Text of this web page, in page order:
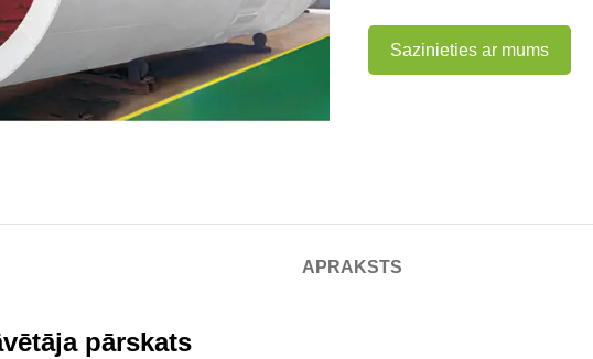
Sazinieties ar mums
APRAKSTS
pārskats